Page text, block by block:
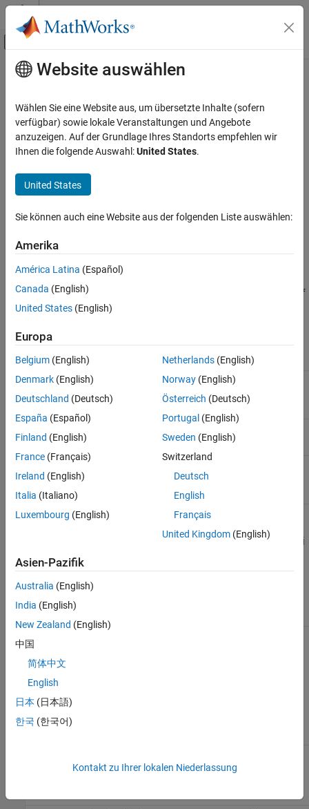
Weiter zum Inhalt
Umschaltung für Off-Canvas-
Startseite der Dokumentation
ThingSpeak
Daten aus dem Kanal lesen
API-Referenz
AUF DIESER SEITE
Anfrage
Beispiele
Hauptinhalt
Diese Seite wurde mithilfe maschineller Übersetzung übersetzt.
Read Last Field Entry
Anfrage
HTTP-Methode
GET
URL
https://api.thingspeak.com/channels/
<f
ield_id>/last.<format>
URL-Parameter
Name Beschreibung
<channel_id>
(Erforderlich) Kanal-ID für den gewünschten
angegeben alsjson,xml
https://api.thingspeak.com/channels/266256/fields/2/last.j
Abfragezeichenfolgenparameter
api_key
Zeitzonenreferenz für
Website auswählen
Wählen Sie eine Website aus, um übersetzte Inhalte (sofern
verfügbar) sowie lokale Veranstaltungen und Angebote
anzuzeigen. Auf der Grundlage Ihres Standorts empfehlen wir
Ihnen die folgende Auswahl:United States.
United States
Sie können auch eine Website aus der folgenden Liste auswählen:
Amerika
América Latina (Español)
Canada (English)
United States (English)
Europa
Belgium (English)
Denmark (English)
Deutschland (Deutsch)
España (Español)
Finland (English)
France (Français)
Ireland (English)
Italia (Italiano)
Luxembourg (English)
Netherlands(English)
Norway(English)
Österreich (Deutsch)
Portugal (English)
Sweden (English)
Switzerland
Deutsch
English
Français
United Kingdom(English)
Asien-Pazifik
Australia (English)
India (English)
New Zealand (English)
中国
简体中文
English
日本 (日本語)
한국 (한국어)
Kontakt zu Ihrer lokalen Niederlassung